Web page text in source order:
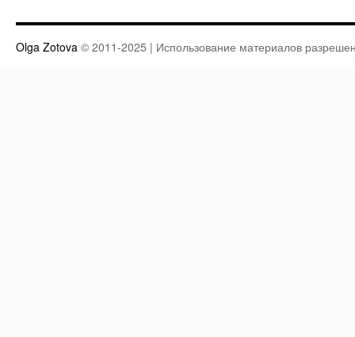
Olga Zotova © 2011-2025 | Использование материалов